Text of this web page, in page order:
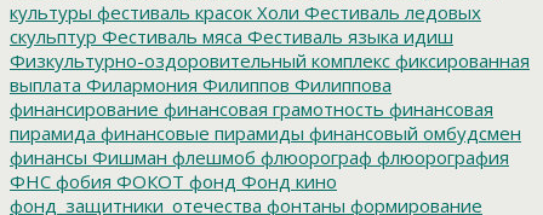
культуры фестиваль красок Холи Фестиваль ледовых
скульптур Фестиваль мяса Фестиваль языка идиш
Физкультурно-оздоровительный комплекс фиксированная
выплата Филармония Филиппов Филиппова
финансирование финансовая грамотность финансовая
пирамида финансовые пирамиды финансовый омбудсмен
финансы Фишман флешмоб флюорограф флюорография
ФНС фобия ФОКОТ фонд Фонд кино
фонд_защитники_отечества фонтаны формирование